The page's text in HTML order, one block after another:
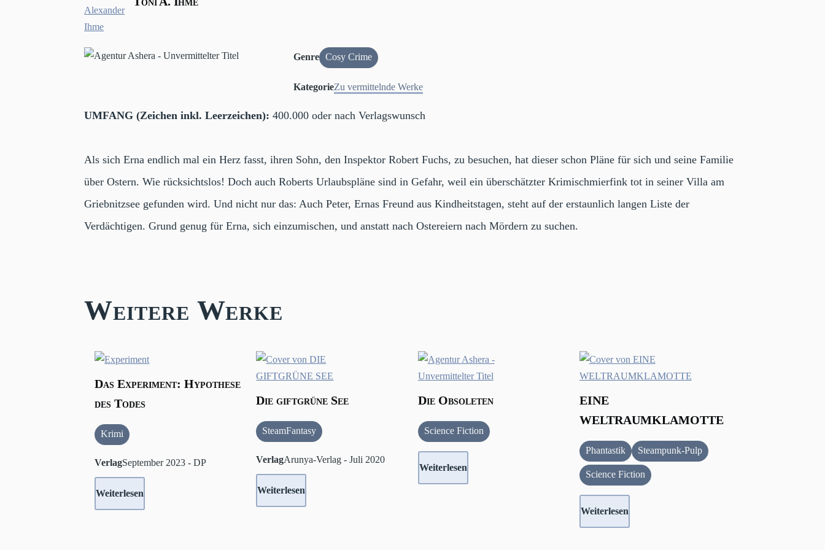
Genre Cosy Crime
KategorieZu vermittelnde Werke
UMFANG (Zeichen inkl. Leerzeichen): 400.000 oder nach Verlagswunsch
Als sich Erna endlich mal ein Herz fasst, ihren Sohn, den Inspektor Robert Fuchs, zu besuchen, hat dieser schon Pläne für sich und seine Familie
über Ostern. Wie rücksichtslos! Doch auch Roberts Urlaubspläne sind in Gefahr, weil ein überschätzter Krimischmierfink tot in seiner Villa am
Griebnitzsee gefunden wird. Und nicht nur das: Auch Peter, Ernas Freund aus Kindheitstagen, steht auf der erstaunlich langen Liste der
Verdächtigen. Grund genug für Erna, sich einzumischen, und anstatt nach Ostereiern nach Mördern zu suchen.
Weitere Werke
Das Experiment: Hypothese
des Todes
Krimi
VerlagSeptember 2023 - DP
Weiterlesen
Die giftgrüne See
SteamFantasy
VerlagArunya-Verlag - Juli 2020
Weiterlesen
Die Obsoleten
Science Fiction
Weiterlesen
EINE
WELTRAUMKLAMOTTE
Phantastik Steampunk-Pulp
Science Fiction
Weiterlesen